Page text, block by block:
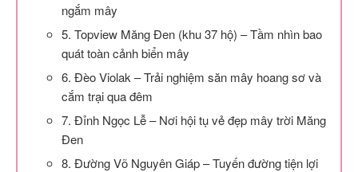
ngắm mây
5. Topview Măng Đen (khu 37 hộ) – Tầm nhìn bao
quát toàn cảnh biển mây
6. Đèo Violak – Trải nghiệm săn mây hoang sơ và
cắm trại qua đêm
7. Đỉnh Ngọc Lễ – Nơi hội tụ vẻ đẹp mây trời Măng
Đen
8. Đường Võ Nguyên Giáp – Tuyến đường tiện lợi